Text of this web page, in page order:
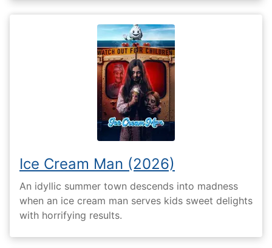
Ice Cream Man (2026)
An idyllic summer town descends into madness
when an ice cream man serves kids sweet delights
with horrifying results.